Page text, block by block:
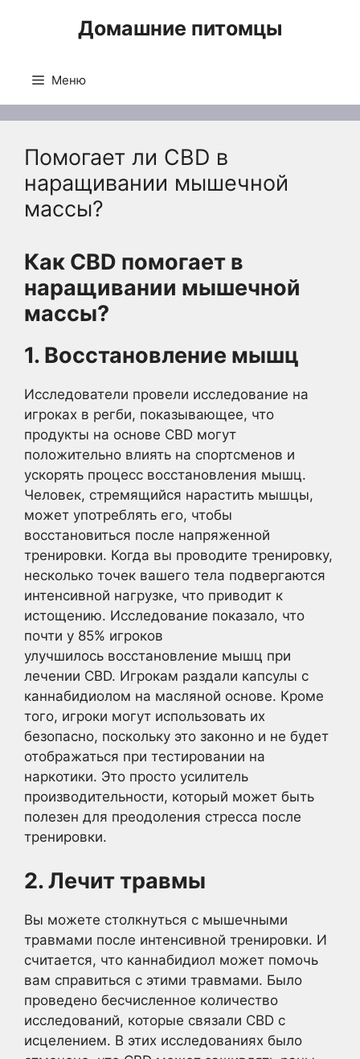
Домашние питомцы
Меню
Помогает ли CBD в
наращивании мышечной
массы?
Как CBD помогает в
наращивании мышечной
массы?
1. Восстановление мышц
Исследователи провели исследование на
игроках в регби, показывающее, что
продукты на основе CBD могут
положительно влиять на спортсменов и
ускорять процесс восстановления мышц.
Человек, стремящийся нарастить мышцы,
может употреблять его, чтобы
восстановиться после напряженной
тренировки. Когда вы проводите тренировку,
несколько точек вашего тела подвергаются
интенсивной нагрузке, что приводит к
истощению. Исследование показало, что
почти у 85% игроков
улучшилось восстановление мышц при
лечении CBD. Игрокам раздали капсулы с
каннабидиолом на масляной основе. Кроме
того, игроки могут использовать их
безопасно, поскольку это законно и не будет
отображаться при тестировании на
наркотики. Это просто усилитель
производительности, который может быть
полезен для преодоления стресса после
тренировки.
2. Лечит травмы
Вы можете столкнуться с мышечными
травмами после интенсивной тренировки. И
считается, что каннабидиол может помочь
вам справиться с этими травмами. Было
проведено бесчисленное количество
исследований, которые связали CBD с
исцелением. В этих исследованиях было